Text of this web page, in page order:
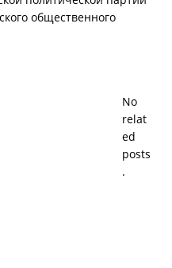
общественного
No
relat
ed
posts
.